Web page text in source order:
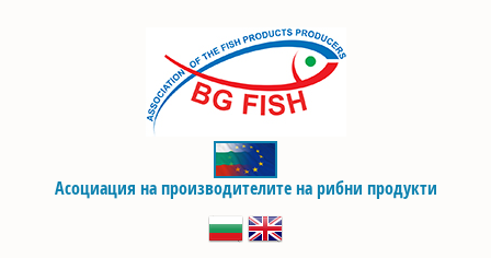
Асоциация на производителите на рибни продукти